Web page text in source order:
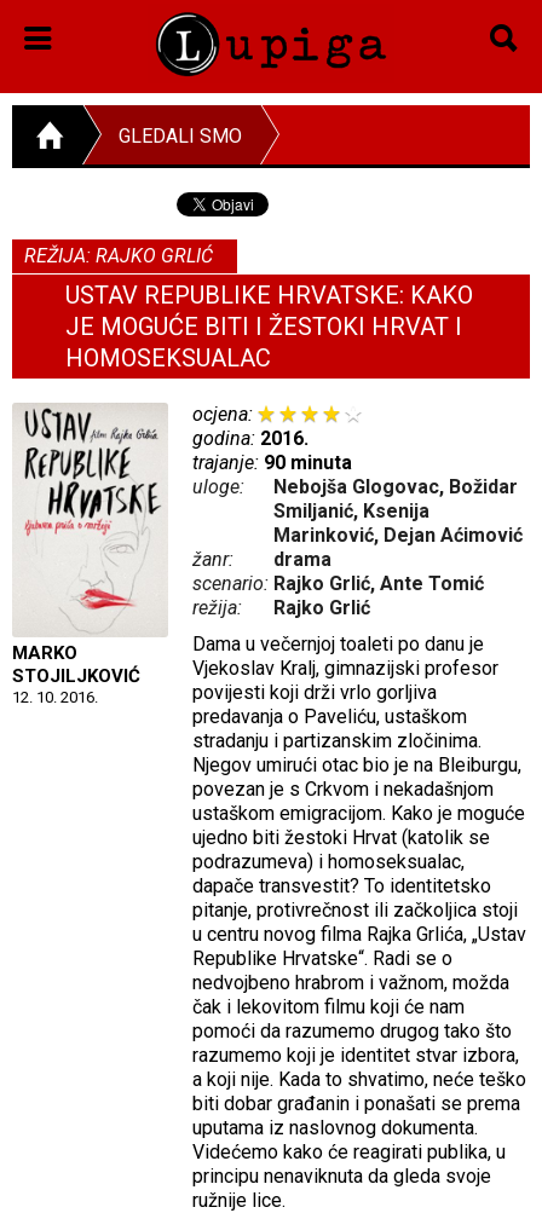
GLEDALI SMO
REŽIJA: RAJKO GRLIĆ
USTAV REPUBLIKE HRVATSKE: KAKO
JE MOGUĆE BITI I ŽESTOKI HRVAT I
HOMOSEKSUALAC
MARKO
STOJILJKOVIĆ
12. 10. 2016.
ocjena:
godina: 2016.
trajanje: 90 minuta
uloge:
Nebojša Glogovac, Božidar
Smiljanić, Ksenija
Marinković, Dejan Aćimović
žanr:
drama
scenario: Rajko Grlić, Ante Tomić
režija:
Rajko Grlić
Dama u večernjoj toaleti po danu je
Vjekoslav Kralj, gimnazijski profesor
povijesti koji drži vrlo gorljiva
predavanja o Paveliću, ustaškom
stradanju i partizanskim zločinima.
Njegov umirući otac bio je na Bleiburgu,
povezan je s Crkvom i nekadašnjom
ustaškom emigracijom. Kako je moguće
ujedno biti žestoki Hrvat (katolik se
podrazumeva) i homoseksualac,
dapače transvestit? To identitetsko
pitanje, protivrečnost ili začkoljica stoji
u centru novog filma Rajka Grlića, „Ustav
Republike Hrvatske“. Radi se o
nedvojbeno hrabrom i važnom, možda
čak i lekovitom filmu koji će nam
pomoći da razumemo drugog tako što
razumemo koji je identitet stvar izbora,
a koji nije. Kada to shvatimo, neće teško
biti dobar građanin i ponašati se prema
uputama iz naslovnog dokumenta.
Videćemo kako će reagirati publika, u
principu nenaviknuta da gleda svoje
ružnije lice.